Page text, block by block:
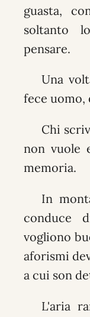
guasta,
soltanto
pensare.
Una
fece uomo,
Chi
non vuole
memoria.
In
conduce
vogliono
aforismi
a cui son
L'aria